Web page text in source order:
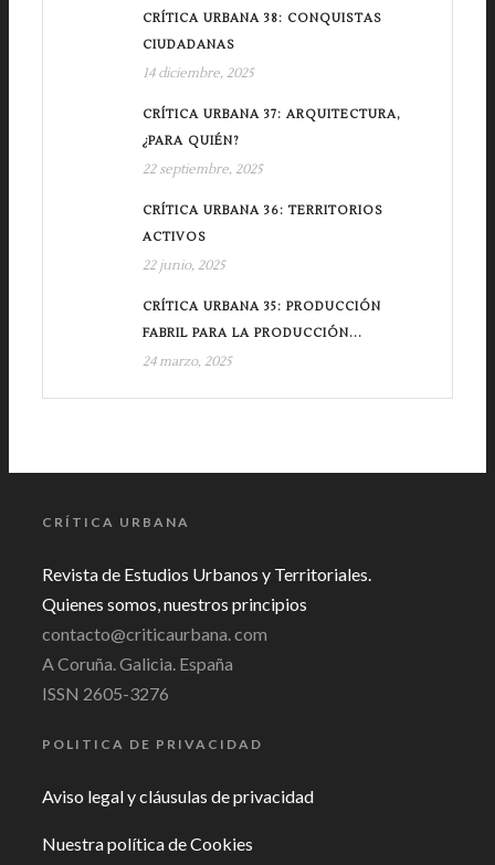
CRÍTICA URBANA 38: CONQUISTAS
CIUDADANAS
14 diciembre, 2025
CRÍTICA URBANA 37: ARQUITECTURA,
¿PARA QUIÉN?
22 septiembre, 2025
CRÍTICA URBANA 36: TERRITORIOS
ACTIVOS
22 junio, 2025
CRÍTICA URBANA 35: PRODUCCIÓN
FABRIL PARA LA PRODUCCIÓN...
24 marzo, 2025
CRÍTICA URBANA
Revista de Estudios Urbanos y Territoriales.
Quienes somos, nuestros principios
contacto@criticaurbana. com
A Coruña. Galicia. España
ISSN 2605-3276
POLITICA DE PRIVACIDAD
Aviso legal y cláusulas de privacidad
Nuestra política de Cookies